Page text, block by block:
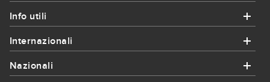
Info utili
Internazionali
Nazionali